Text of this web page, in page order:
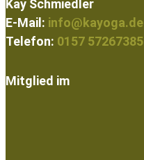
Kay Schmiedler
E-Mail: info@kayoga.de
Telefon: 0157 57267385
Mitglied im